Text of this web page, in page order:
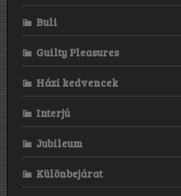
Buli
Guilty Pleasures
Házi kedvencek
Interjú
Jubileum
Különbejárat